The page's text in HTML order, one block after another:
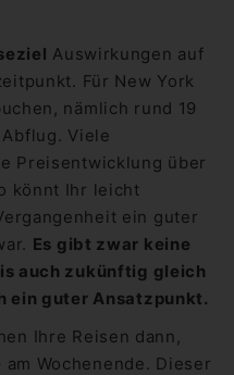
Auswirkungen auf
Für New York
nämlich rund 19
Viele
Preisentwicklung über
könnt Ihr leicht
ein guter
Es gibt zwar keine
auch zukünftig gleich
ein guter Ansatzpunkt.
Ihre Reisen dann,
Wochenende. Dieser